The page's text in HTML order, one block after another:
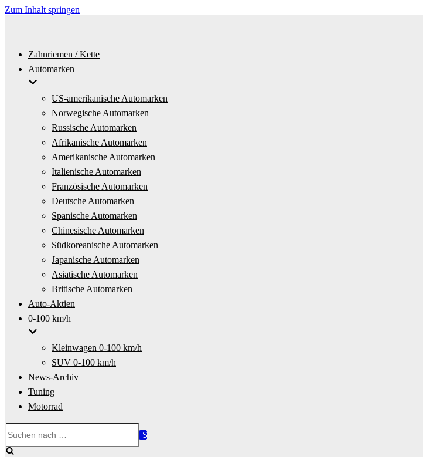
Zum Inhalt springen
Zahnriemen / Kette
Automarken
US-amerikanische Automarken
Norwegische Automarken
Russische Automarken
Afrikanische Automarken
Amerikanische Automarken
Italienische Automarken
Französische Automarken
Deutsche Automarken
Spanische Automarken
Chinesische Automarken
Südkoreanische Automarken
Japanische Automarken
Asiatische Automarken
Britische Automarken
Auto-Aktien
0-100 km/h
Kleinwagen 0-100 km/h
SUV 0-100 km/h
News-Archiv
Tuning
Motorrad
nach …